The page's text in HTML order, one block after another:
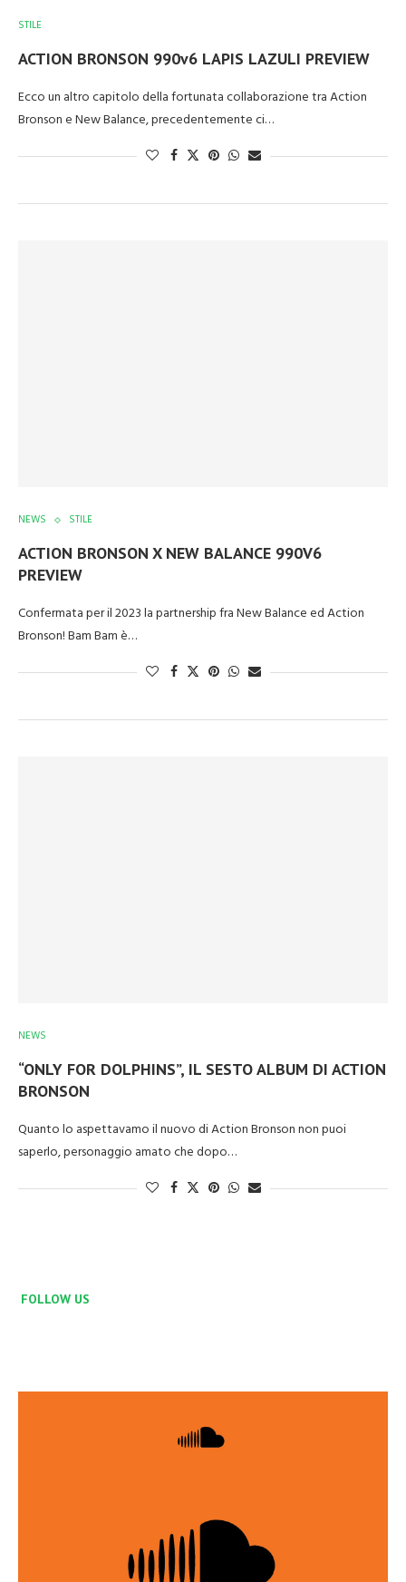
STILE
ACTION BRONSON 990v6 LAPIS LAZULI PREVIEW
Ecco un altro capitolo della fortunata collaborazione tra Action
Bronson e New Balance, precedentemente ci…
NEWS STILE
ACTION BRONSON X NEW BALANCE 990V6
PREVIEW
Confermata per il 2023 la partnership fra New Balance ed Action
Bronson! Bam Bam è…
NEWS
“ONLY FOR DOLPHINS”, IL SESTO ALBUM DI ACTION
BRONSON
Quanto lo aspettavamo il nuovo di Action Bronson non puoi
saperlo, personaggio amato che dopo…
FOLLOW US